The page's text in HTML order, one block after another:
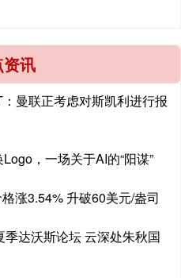
讯
曼联正考虑对斯凯利进行报
，一场关于AI的“阳谋”
涨3.54% 升破60美元/盎司
达沃斯论坛 云深处朱秋国